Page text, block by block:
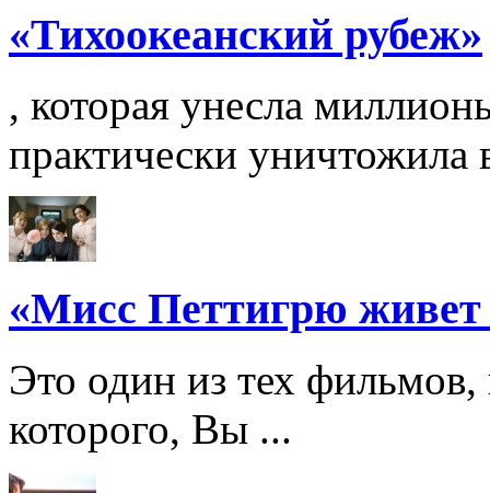
«Тихоокеанский рубеж»
, которая унесла
практически уничтожила
«Мисс Петтигрю
Это один из тех
которого, Вы ...